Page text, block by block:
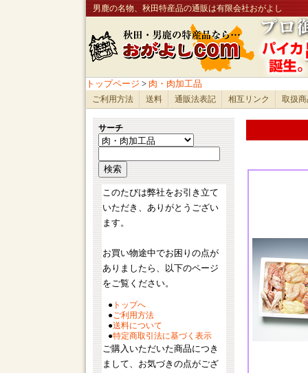
男鹿の名物、秋田特産品の通販は有限会社おがよし
トップページ > 肉・肉加工品
ご利用方法 送料 通販法表記 相互リンク 取扱
サーチ
このたびは弊社をお引き立て
いただき、ありがとうござい
ます。
お買い物途中でお困りの点が
ありましたら、以下のページ
をご覧ください。
●トップへ
●ご利用方法
●送料について
●特定商取引法に基づく表示
ご購入いただいた商品につき
まして、お気づきの点がござ